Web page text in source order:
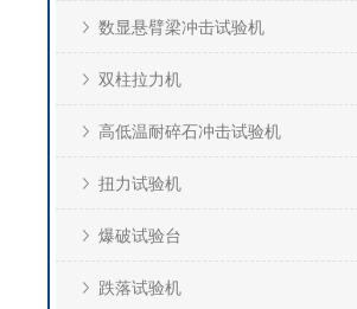
数显悬臂梁冲击试验机
双柱拉力机
高低温耐碎石冲击试验机
扭力试验机
爆破试验台
跌落试验机